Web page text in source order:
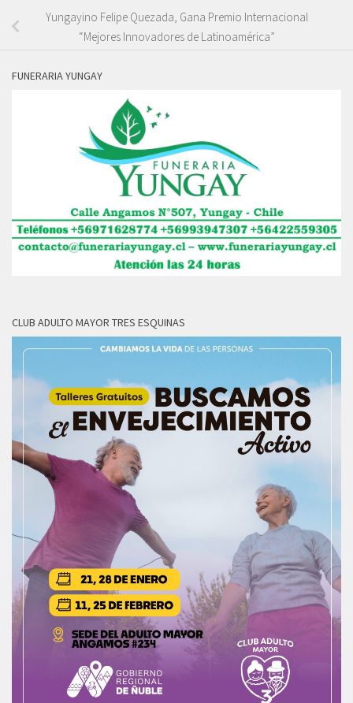
Yungayino Felipe Quezada, Gana Premio Internacional
“Mejores Innovadores de Latinoamérica”
FUNERARIA YUNGAY
CLUB ADULTO MAYOR TRES ESQUINAS